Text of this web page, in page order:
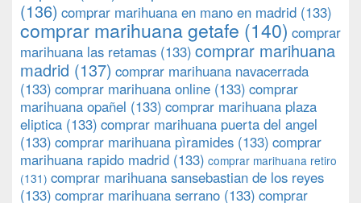
(136) comprar marihuana en mano en madrid (133)
comprar marihuana getafe (140) comprar
marihuana las retamas (133) comprar marihuana
madrid (137) comprar marihuana navacerrada
(133) comprar marihuana online (133) comprar
marihuana opañel (133) comprar marihuana plaza
eliptica (133) comprar marihuana puerta del angel
(133) comprar marihuana pìramides (133) comprar
marihuana rapido madrid (133) comprar marihuana retiro
(131) comprar marihuana sansebastian de los reyes
(133) comprar marihuana serrano (133) comprar